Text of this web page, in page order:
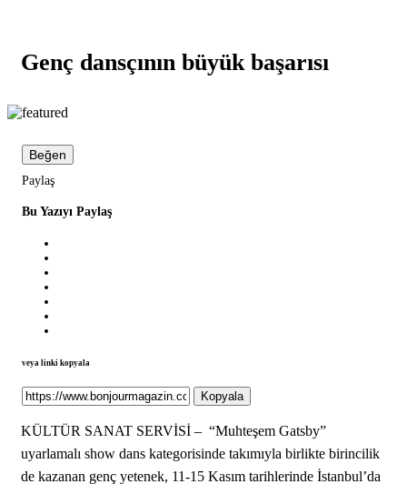
Genç dansçının büyük başarısı
Beğen
Paylaş
Bu Yazıyı Paylaş
veya linki kopyala
Kopyala
KÜLTÜR SANAT SERVİSİ – “Muhteşem Gatsby”
uyarlamalı show dans kategorisinde takımıyla birlikte birincilik
de kazanan genç yetenek, 11-15 Kasım tarihlerinde İstanbul’da